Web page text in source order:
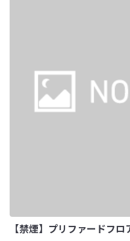
【禁煙】プリファードフロ